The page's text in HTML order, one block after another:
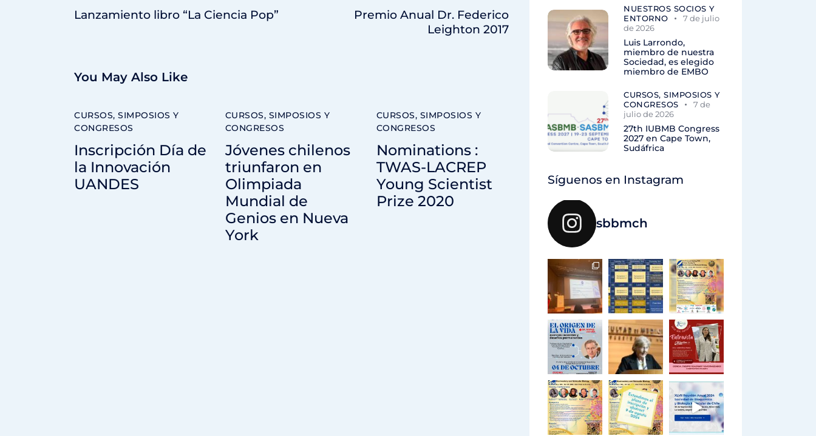
Lanzamiento libro “La Ciencia Pop”
Premio Anual Dr. Federico
Leighton 2017
You May Also Like
CURSOS, SIMPOSIOS Y
CONGRESOS
Inscripción Día de
la Innovación
UANDES
CURSOS, SIMPOSIOS Y
CONGRESOS
Jóvenes chilenos
triunfaron en
Olimpiada
Mundial de
Genios en Nueva
York
CURSOS, SIMPOSIOS Y
CONGRESOS
Nominations :
TWAS-LACREP
Young Scientist
Prize 2020
NUESTROS SOCIOS Y
ENTORNO
7 de julio
de 2026
Luis Larrondo,
miembro de nuestra
Sociedad, es elegido
miembro de EMBO
CURSOS, SIMPOSIOS Y
CONGRESOS
7 de
julio de 2026
27th IUBMB Congress
2027 en Cape Town,
Sudáfrica
Síguenos en Instagram
sbbmch